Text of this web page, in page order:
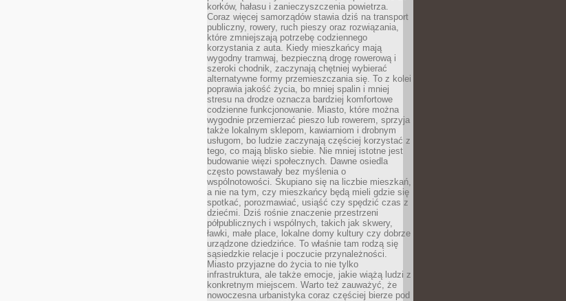
korków, hałasu i zanieczyszczenia powietrza.
Coraz więcej samorządów stawia dziś na transport
publiczny, rowery, ruch pieszy oraz rozwiązania,
które zmniejszają potrzebę codziennego
korzystania z auta. Kiedy mieszkańcy mają
wygodny tramwaj, bezpieczną drogę rowerową i
szeroki chodnik, zaczynają chętniej wybierać
alternatywne formy przemieszczania się. To z kolei
poprawia jakość życia, bo mniej spalin i mniej
stresu na drodze oznacza bardziej komfortowe
codzienne funkcjonowanie. Miasto, które można
wygodnie przemierzać pieszo lub rowerem, sprzyja
także lokalnym sklepom, kawiarniom i drobnym
usługom, bo ludzie zaczynają częściej korzystać z
tego, co mają blisko siebie. Nie mniej istotne jest
budowanie więzi społecznych. Dawne osiedla
często powstawały bez myślenia o
wspólnotowości. Skupiano się na liczbie mieszkań,
a nie na tym, czy mieszkańcy będą mieli gdzie się
spotkać, porozmawiać, usiąść czy spędzić czas z
dziećmi. Dziś rośnie znaczenie przestrzeni
półpublicznych i wspólnych, takich jak skwery,
ławki, małe place, lokalne domy kultury czy dobrze
urządzone dziedzińce. To właśnie tam rodzą się
sąsiedzkie relacje i poczucie przynależności.
Miasto przyjazne do życia to nie tylko
infrastruktura, ale także emocje, jakie wiążą ludzi z
konkretnym miejscem. Warto też zauważyć, że
nowoczesna urbanistyka coraz częściej bierze pod